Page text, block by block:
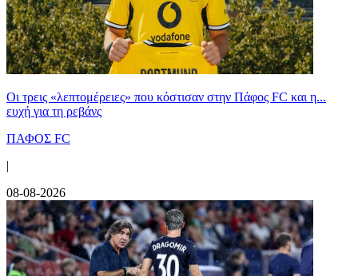
Οι τρεις «λεπτομέρειες» που κόστισαν στην Πάφος FC και η...
ευχή για τη ρεβάνς
ΠΑΦΟΣ FC
|
08-08-2026